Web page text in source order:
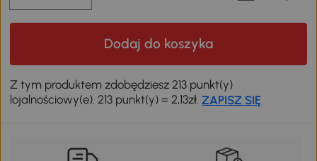
Dodaj do koszyka
Z tym produktem zdobędziesz 213 punkt(y)
lojalnościowy(e). 213 punkt(y) = 2,13zł.ZAPISZ SIĘ